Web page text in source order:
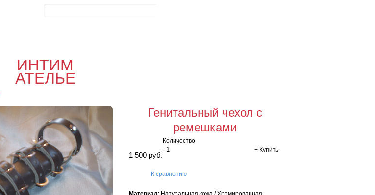
ИНТИМ
АТЕЛЬЕ
Генитальный чехол с
ремешками
1 500 руб.
Количество
-
+ Купить
К сравнению
Материал: Натуральная кожа / Хромированная